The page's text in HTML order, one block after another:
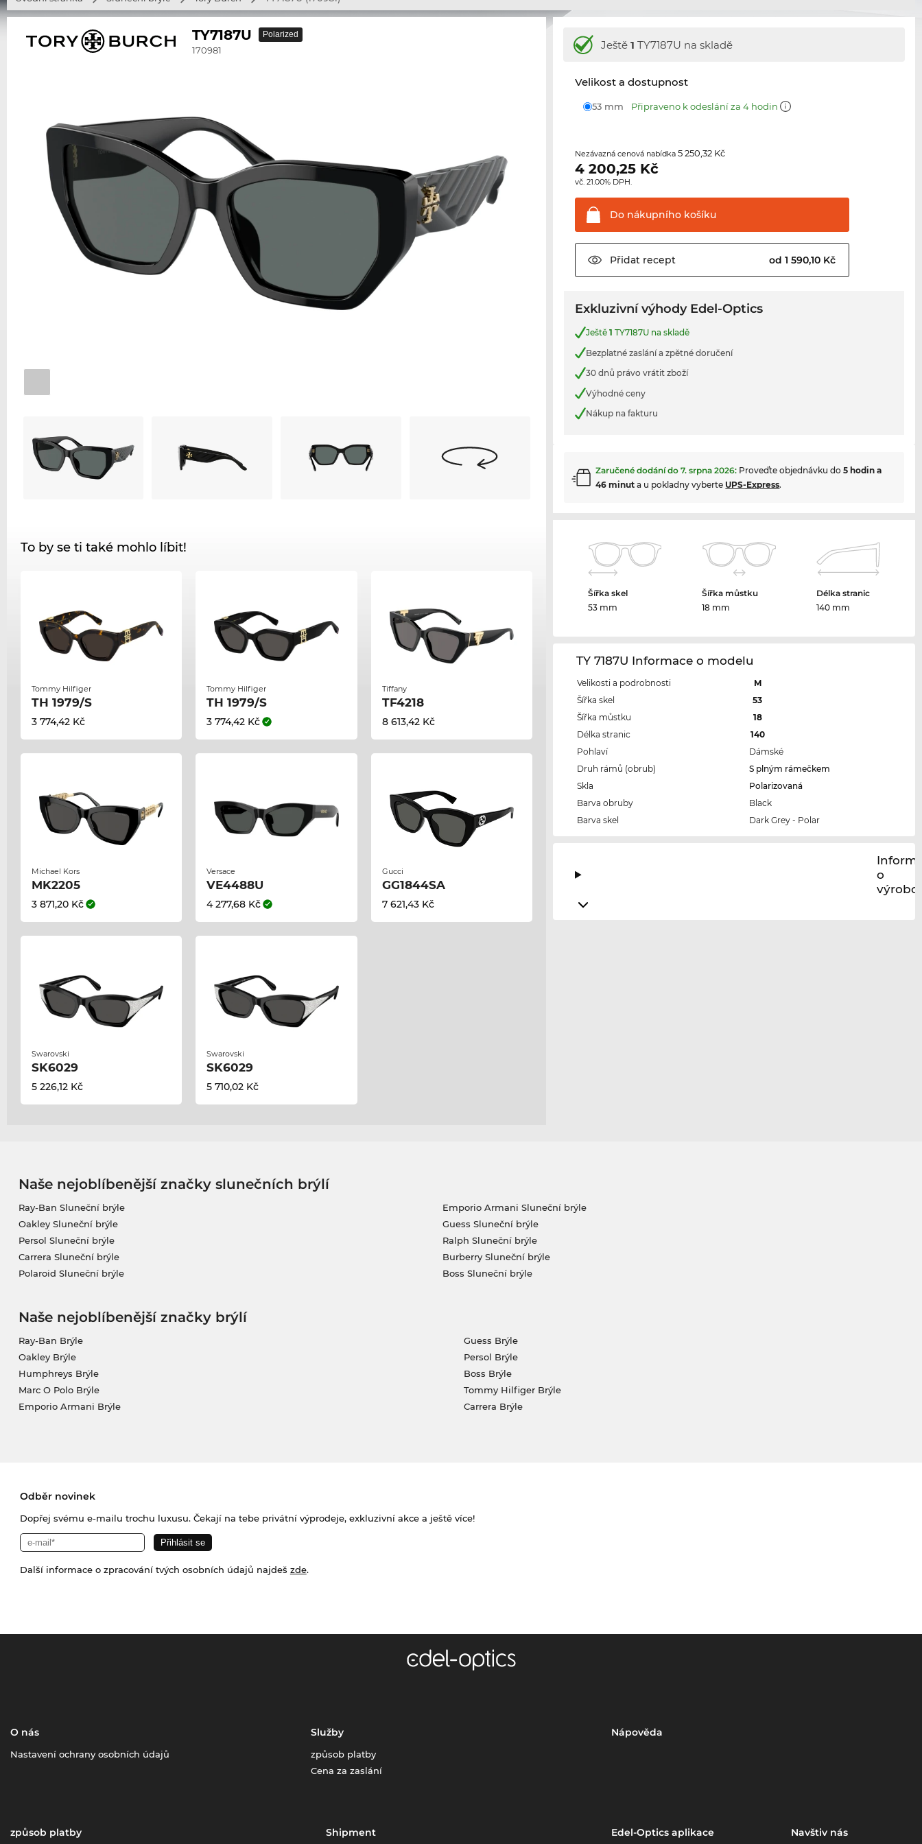
TY7187U
170981
Polarized
To by se ti také mohlo líbit!
Tommy Hilfiger
TH 1979/S
3 774,42 Kč
Tommy Hilfiger
TH 1979/S
3 774,42 Kč
Tiffany
TF4218
8 613,42 Kč
Michael Kors
MK2205
3 871,20 Kč
Versace
VE4488U
4 277,68 Kč
Gucci
GG1844SA
7 621,43 Kč
Swarovski
SK6029
5 226,12 Kč
Swarovski
SK6029
5 710,02 Kč
Ještě1 TY7187U na skladě
Velikost a dostupnost
53 mm Připraveno k odeslání za 4 hodin
Nezávazná cenová nabídka5 250,32 Kč
4 200,25 Kč
vč. 21.00% DPH.
Do nákupního košíku
Přidat recept od 1 590,10 Kč
Exkluzivní výhody Edel-Optics
Ještě1 TY7187U na skladě
Bezplatné zaslání a zpětné doručení
30 dnů právo vrátit zboží
Výhodné ceny
Nákup na fakturu
Zaručené dodání do7. srpna 2026: Proveďte objednávku do5 hodin a
46 minut a u pokladny vyberte UPS-Express.
Šířka skel
53 mm
Šířka můstku
18 mm
Délka stranic
140 mm
TY 7187U Informace o modelu
Velikosti a podrobnosti
M
Šířka skel
53
Šířka můstku
18
Délka stranic
140
Pohlaví
Dámské
Druh rámů (obrub)
S plným rámečkem
Skla
Polarizovaná
Barva obruby
Black
Barva skel
Dark Grey - Polar
o
výrobci
Naše nejoblíbenější značky slunečních brýlí
Ray-Ban Sluneční brýle
Oakley Sluneční brýle
Persol Sluneční brýle
Carrera Sluneční brýle
Polaroid Sluneční brýle
Emporio Armani Sluneční brýle
Guess Sluneční brýle
Ralph Sluneční brýle
Burberry Sluneční brýle
Boss Sluneční brýle
Naše nejoblíbenější značky brýlí
Ray-Ban Brýle
Oakley Brýle
Humphreys Brýle
Marc O Polo Brýle
Emporio Armani Brýle
Guess Brýle
Persol Brýle
Boss Brýle
Tommy Hilfiger Brýle
Carrera Brýle
Odběr novinek
Dopřej svému e-mailu trochu luxusu. Čekají na tebe privátní výprodeje, exkluzivní akce a ještě více!
Další informace o zpracování tvých osobních údajů najdeš zde.
O nás
Nastavení ochrany osobních údajů
Služby
způsob platby
Cena za zaslání
Nápověda
způsob platby Shipment Edel-Optics aplikace Navštiv nás